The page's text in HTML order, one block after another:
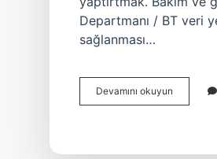
Departmanı / BT veri
sağlanması…
Devamını okuyun Belediye
Bilgi